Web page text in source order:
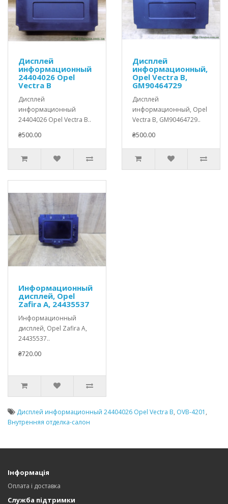
Дисплей
информационный
24404026 Opel
Vectra B
Дисплей
информационный
24404026 Opel Vectra B..
₴500.00
Дисплей
информационный,
Opel Vectra B,
GM90464729
Дисплей
информационный, Opel
Vectra B, GM90464729..
₴500.00
Информационный
дисплей, Opel
Zafira A, 24435537
Информационный
дисплей, Opel Zafira A,
24435537..
₴720.00
Дисплей информационный 24404026 Opel Vectra B, OVB-4201 ,
Внутренняя отделка-салон
Інформація
Оплата і доставка
Служба підтримки